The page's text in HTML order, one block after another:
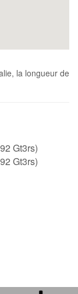
la longueur de
Gt3rs)
Gt3rs)